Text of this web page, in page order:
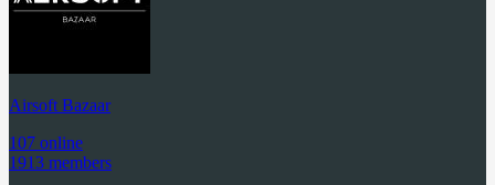
Airsoft Bazaar
107 online
1913 members